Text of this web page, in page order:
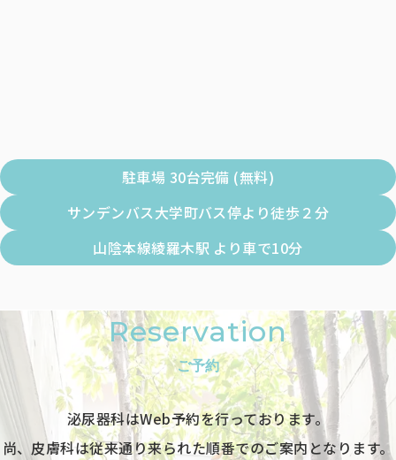
駐車場 30台完備 (無料)
サンデンバス大学町バス停より徒歩２分
山陰本線綾羅木駅 より車で10分
Reservation
ご予約
泌尿器科はWeb予約を行っております。
尚、皮膚科は従来通り来られた順番でのご案内となります。